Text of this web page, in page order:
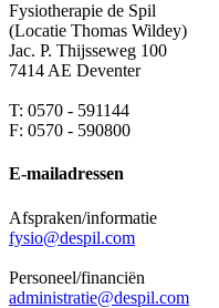
Fysiotherapie de Spil
(Locatie Thomas Wildey)
Jac. P. Thijsseweg 100
7414 AE Deventer
T: 0570 - 591144
F: 0570 - 590800
E-mailadressen
Afspraken/informatie
fysio@despil.com
Personeel/financiën
administratie@despil.com